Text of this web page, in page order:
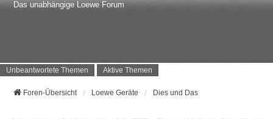
Das unabhängige Loewe Forum
Unbeantwortete Themen Aktive Themen
Foren-Übersicht Loewe Geräte Dies und Das